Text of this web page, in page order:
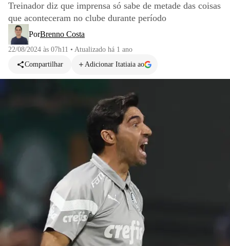
Treinador diz que imprensa só sabe de metade das coisas
que aconteceram no clube durante período
PorBrenno Costa
22/08/2024 às 07h11 • Atualizado há 1 ano
Compartilhar
Adicionar Itatiaia ao